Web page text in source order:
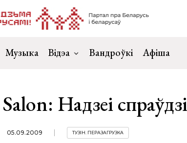
Музыка Відэа Вандроўкі Афіша
Надзеі
05.09.2009 ТУЗІН. ПЕРАЗАГРУЗКА